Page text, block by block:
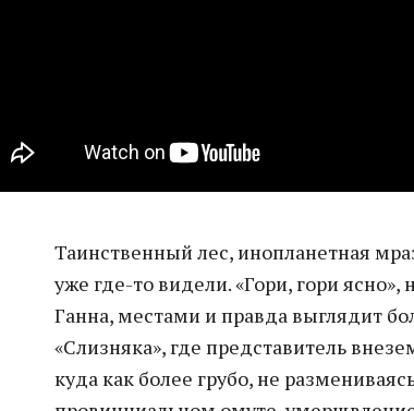
Таинственный лес, инопланетная
уже где-то видели. «Гори, гори
Ганна, местами и правда выглядит
«Слизняка», где представитель
куда как более грубо, не